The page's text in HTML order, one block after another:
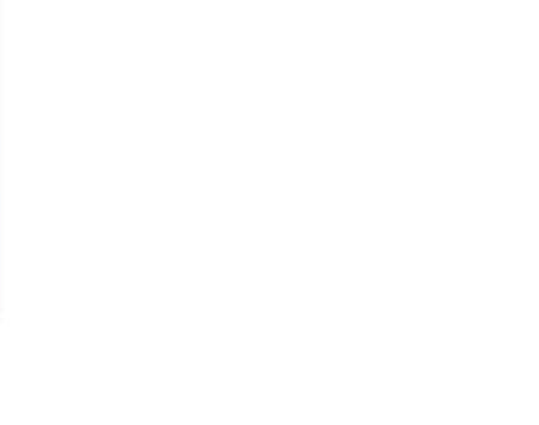
жизни»
которое вам
Макчесни, Джима
эффективного